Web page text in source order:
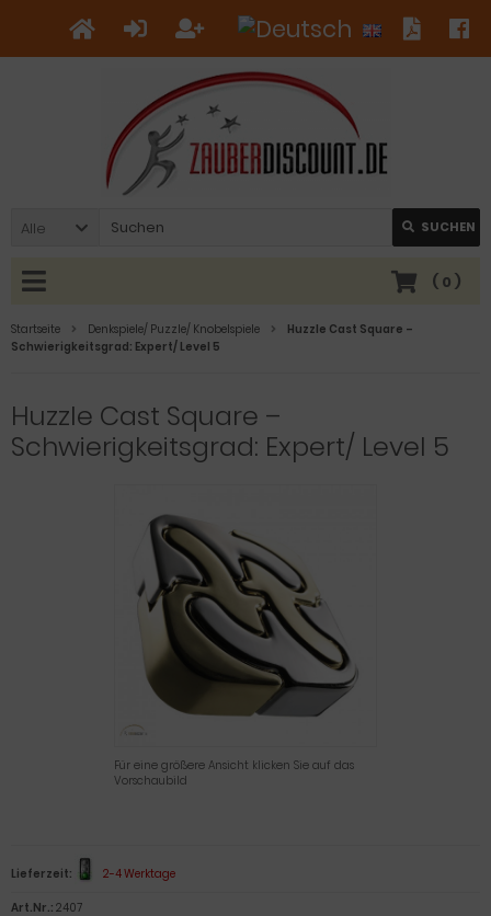
Alle SUCHEN
( 0 )
Startseite Denkspiele/ Puzzle/ Knobelspiele
Huzzle Cast Square –
Schwierigkeitsgrad: Expert/ Level 5
Huzzle Cast Square –
Schwierigkeitsgrad: Expert/ Level 5
Für eine größere Ansicht klicken Sie auf das
Vorschaubild
Lieferzeit: 2-4 Werktage
Art.Nr.: 2407